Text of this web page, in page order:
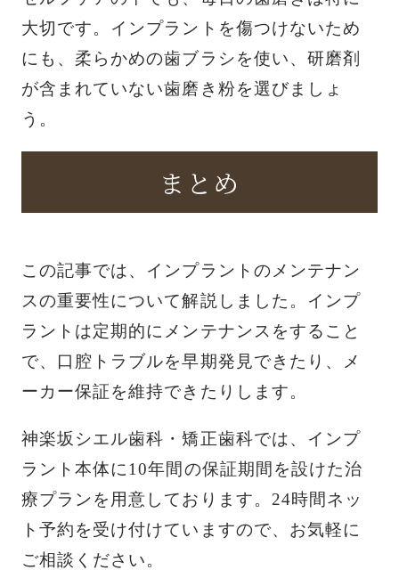
大切です。インプラントを傷つけないため
にも、柔らかめの歯ブラシを使い、研磨剤
が含まれていない歯磨き粉を選びましょ
う。
まとめ
この記事では、インプラントのメンテナン
スの重要性について解説しました。インプ
ラントは定期的にメンテナンスをすること
で、口腔トラブルを早期発見できたり、メ
ーカー保証を維持できたりします。
神楽坂シエル歯科・矯正歯科では、インプ
ラント本体に10年間の保証期間を設けた治
療プランを用意しております。24時間ネッ
ト予約を受け付けていますので、お気軽に
ご相談ください。